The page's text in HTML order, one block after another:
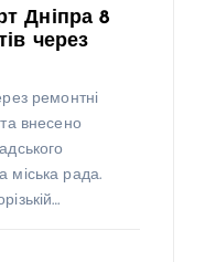
Дніпра 8
через
ремонтні
внесено
міська рада.